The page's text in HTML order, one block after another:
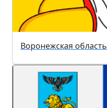
Воронежская область